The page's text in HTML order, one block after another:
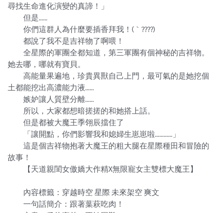
尋找生命進化演變的真諦！」
但是……
你們這群人為什麼要插香拜我！(｀????)
都說了我不是吉祥物了啊喂！
全星際的軍團全都知道，第三軍團有個神秘的吉祥物。
她去哪，哪就有寶貝。
高能量果遍地，珍貴異獸自己上門，最可氣的是她挖個
土都能挖出高濃能力液……
嫉妒讓人質壁分離……
所以，大家都想暗搓搓的和她搭上話。
但是都被大魔王季翎辰擋住了
「讓開點，你們影響我和媳婦生崽崽啦…………」
這是個吉祥物抱著大魔王的粗大腿在星際種田和冒險的
故事！
【天道親閨女傲嬌大作精X無限寵女主雙標大魔王】
內容標籤：穿越時空 星際 未來架空 爽文
一句話簡介：跟著葉萩吃肉！